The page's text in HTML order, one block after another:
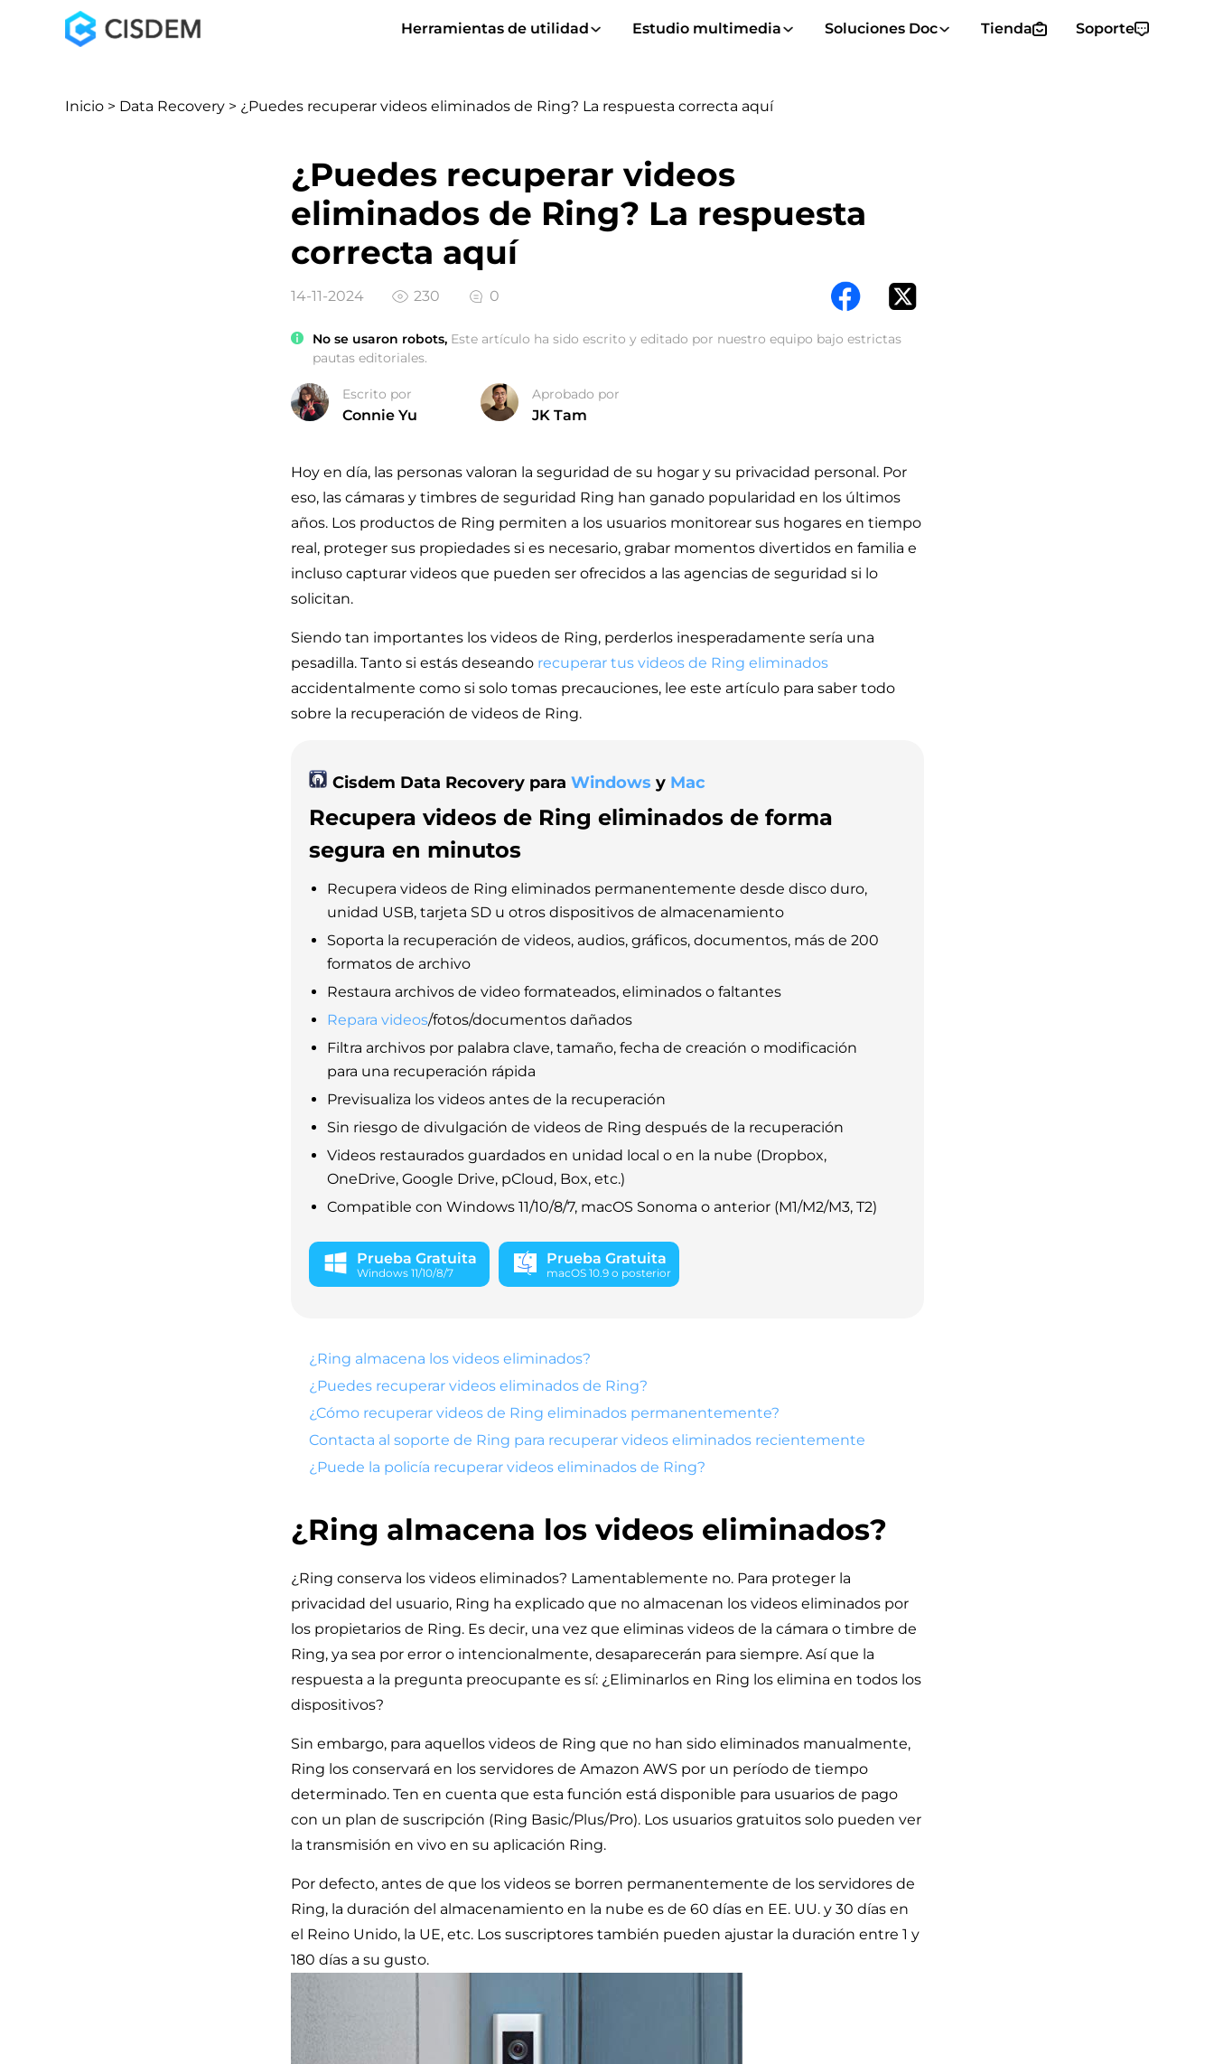
Herramientas de utilidad Estudio multimedia Soluciones Doc Tienda Soporte
Inicio > Data Recovery > ¿Puedes recuperar videos eliminados de Ring? La respuesta correcta aquí
¿Puedes recuperar videos
eliminados de Ring? La respuesta
correcta aquí
14-11-2024 230 0
No se usaron robots,Este artículo ha sido escrito y editado por nuestro equipo bajo estrictas
pautas editoriales.
Escrito por
Connie Yu
Aprobado por
JK Tam
Hoy en día, las personas valoran la seguridad de su hogar y su privacidad personal. Por
eso, las cámaras y timbres de seguridad Ring han ganado popularidad en los últimos
años. Los productos de Ring permiten a los usuarios monitorear sus hogares en tiempo
real, proteger sus propiedades si es necesario, grabar momentos divertidos en familia e
incluso capturar videos que pueden ser ofrecidos a las agencias de seguridad si lo
solicitan.
Siendo tan importantes los videos de Ring, perderlos inesperadamente sería una
pesadilla. Tanto si estás deseando recuperar tus videos de Ring eliminados
accidentalmente como si solo tomas precauciones, lee este artículo para saber todo
sobre la recuperación de videos de Ring.
Cisdem Data Recovery para Windows y Mac
Recupera videos de Ring eliminados de forma
segura en minutos
Recupera videos de Ring eliminados permanentemente desde disco duro,
unidad USB, tarjeta SD u otros dispositivos de almacenamiento
Soporta la recuperación de videos, audios, gráficos, documentos, más de 200
formatos de archivo
Restaura archivos de video formateados, eliminados o faltantes
Repara videos/fotos/documentos dañados
Filtra archivos por palabra clave, tamaño, fecha de creación o modificación
para una recuperación rápida
Previsualiza los videos antes de la recuperación
Sin riesgo de divulgación de videos de Ring después de la recuperación
Videos restaurados guardados en unidad local o en la nube (Dropbox,
OneDrive, Google Drive, pCloud, Box, etc.)
Compatible con Windows 11/10/8/7, macOS Sonoma o anterior (M1/M2/M3, T2)
Prueba Gratuita
Windows 11/10/8/7
Prueba Gratuita
macOS 10.9 o posterior
¿Ring almacena los videos eliminados?
¿Puedes recuperar videos eliminados de Ring?
¿Cómo recuperar videos de Ring eliminados permanentemente?
Contacta al soporte de Ring para recuperar videos eliminados recientemente
¿Puede la policía recuperar videos eliminados de Ring?
¿Ring almacena los videos eliminados?
¿Ring conserva los videos eliminados? Lamentablemente no. Para proteger la
privacidad del usuario, Ring ha explicado que no almacenan los videos eliminados por
los propietarios de Ring. Es decir, una vez que eliminas videos de la cámara o timbre de
Ring, ya sea por error o intencionalmente, desaparecerán para siempre. Así que la
respuesta a la pregunta preocupante es sí: ¿Eliminarlos en Ring los elimina en todos los
dispositivos?
Sin embargo, para aquellos videos de Ring que no han sido eliminados manualmente,
Ring los conservará en los servidores de Amazon AWS por un período de tiempo
determinado. Ten en cuenta que esta función está disponible para usuarios de pago
con un plan de suscripción (Ring Basic/Plus/Pro). Los usuarios gratuitos solo pueden ver
la transmisión en vivo en su aplicación Ring.
Por defecto, antes de que los videos se borren permanentemente de los servidores de
Ring, la duración del almacenamiento en la nube es de 60 días en EE. UU. y 30 días en
el Reino Unido, la UE, etc. Los suscriptores también pueden ajustar la duración entre 1 y
180 días a su gusto.